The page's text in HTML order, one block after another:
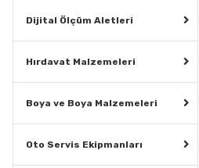
Dijital Ölçüm Aletleri
Hırdavat Malzemeleri
Boya ve Boya Malzemeleri
Oto Servis Ekipmanları